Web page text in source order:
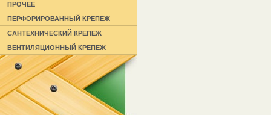
ПРОЧЕЕ
ПЕРФОРИРОВАННЫЙ КРЕПЕЖ
САНТЕХНИЧЕСКИЙ КРЕПЕЖ
ВЕНТИЛЯЦИОННЫЙ КРЕПЕЖ